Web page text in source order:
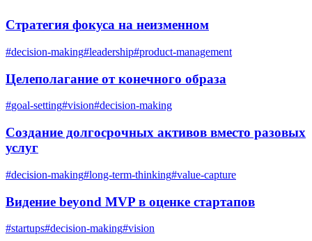
Стратегия фокуса на неизменном
#decision-making#leadership#product-management
Целеполагание от конечного образа
#goal-setting#vision#decision-making
Создание долгосрочных активов вместо разовых
услуг
#decision-making#long-term-thinking#value-capture
Видение beyond MVP в оценке стартапов
#startups#decision-making#vision